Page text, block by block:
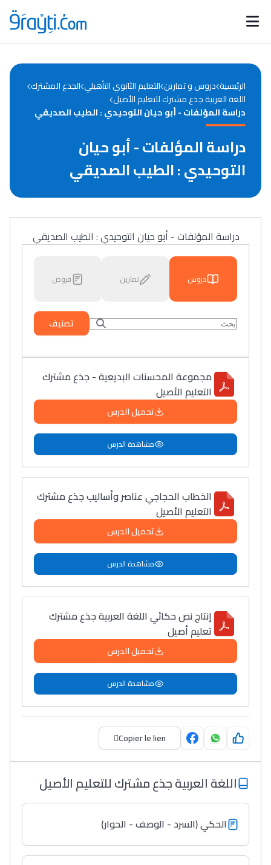
Catégories
d'actualités
Annonces bourses
الرئيسية دروس و تمارين التعليم الثانوي التأهيلي الجدع المشترك
اللغة العربية جذع مشترك للتعليم الأصيل
دراسة المؤلفات - أبو حيان التوحيدي : الطيب الصديقي
دراسة المؤلفات - أبو حيان
التوحيدي : الطيب الصديقي
دراسة المؤلفات - أبو حيان التوحيدي : الطيب الصديقي
دروس تمارين فروض
تصنيف
مجموعة المحسنات البديعية - جذع مشترك
التعليم الأصيل
تحميل الدرس
مشاهدة الدرس
الخطاب الحجاجي عناصر وأساليب جذع مشترك
التعليم الأصيل
تحميل الدرس
مشاهدة الدرس
إنتاج نص حكائي اللغة العربية جذع مشترك
تعليم أصيل
تحميل الدرس
مشاهدة الدرس
Copier le lien
اللغة العربية جذع مشترك للتعليم الأصيل
الحكي (السرد - الوصف - الحوار)